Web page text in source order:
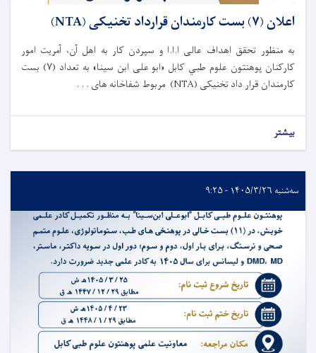
اعلان (۷) بست کارمندان قرارداد تخنیکی (NTA)
به منظور تحقق اهداف عالی ا.ا.ا و سپردن کار به اهل آن، آمریت امور
کارکنان پوهنتون علوم طبي کابل «ابو علی ابن سینا» به تعداد (۷) بست
کارمندان قرار داد تخنیکی (NTA) مربوط شفاخانه های . . .
بیشتر
سه‌شنبه ۱۴۰۵/۳/۲۶ - ۹:۲۵